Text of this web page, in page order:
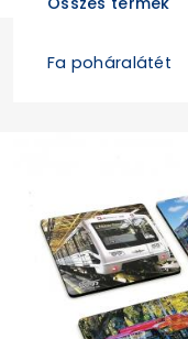
Fa poháralátét